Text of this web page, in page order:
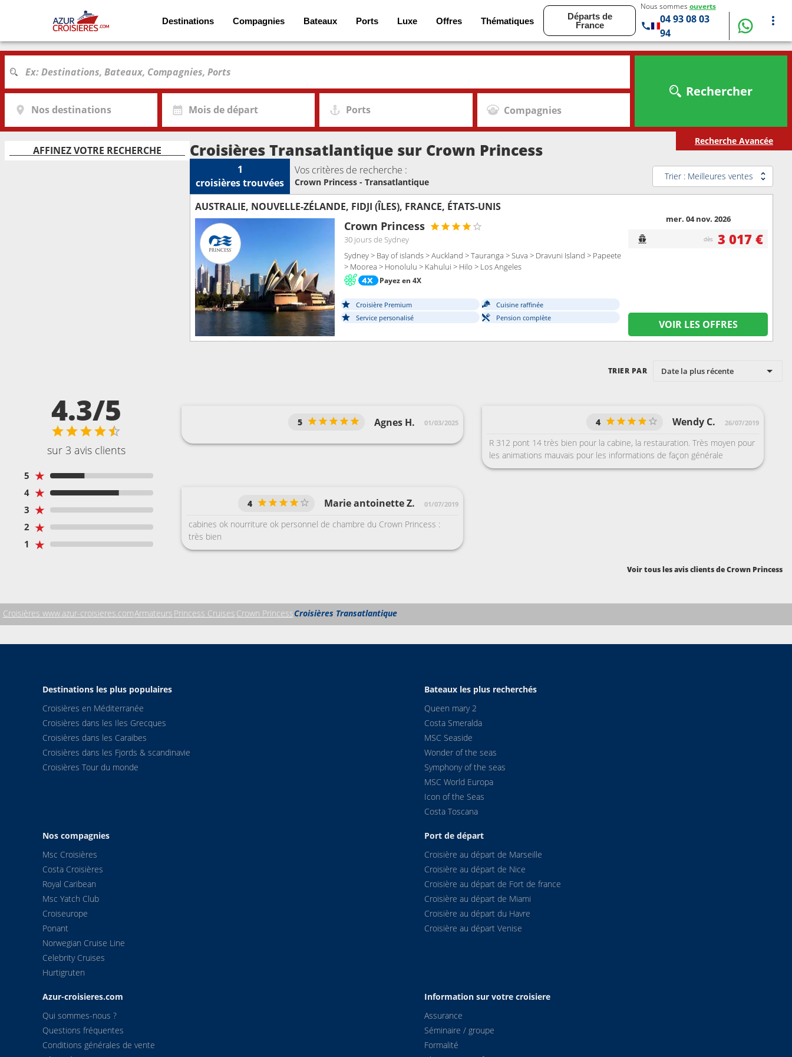
Destinations Compagnies Bateaux Ports Luxe Offres Thématiques
Départs de
France
Nous sommes ouverts
04 93 08 03
94
Nos destinations Mois de départ Ports Compagnies
Rechercher
Recherche Avancée
AFFINEZ VOTRE RECHERCHE Croisières Transatlantique sur Crown Princess
1
croisièrestrouvées
Vos critères de recherche :
Crown Princess - Transatlantique
Trier : Meilleures ventes
AUSTRALIE, NOUVELLE-ZÉLANDE, FIDJI (ÎLES), FRANCE, ÉTATS-UNIS
Crown Princess
30 joursde Sydney
Sydney > Bay of islands > Auckland > Tauranga > Suva > Dravuni Island > Papeete
> Moorea > Honolulu > Kahului > Hilo > Los Angeles
Payez en 4X
Croisière Premium
Cuisine raffinée
Service personalisé
Pension complète
mer. 04 nov. 2026
dès 3 017 €
VOIR LES OFFRES
TRIER PAR Date la plus récente
4.3/5
sur 3 avis clients
5 ★
4 ★
3 ★
2 ★
1 ★
Agnes H. 01/03/2025
5 Wendy C. 26/07/2019
4
R 312 pont 14 très bien pour la cabine, la restauration. Très moyen pour
les animations mauvais pour les informations de façon générale
Marie antoinette Z. 01/07/2019
4
cabines ok nourriture ok personnel de chambre du Crown Princess :
très bien
Voir tous les avis clients de Crown Princess
Croisières www.azur-croisieres.comArmateurs Princess Cruises Crown PrincessCroisières Transatlantique
Destinations les plus populaires
Croisières en Méditerranée
Croisières dans les Iles Grecques
Croisières dans les Caraibes
Croisières dans les Fjords & scandinavie
Croisières Tour du monde
Bateaux les plus recherchés
Queen mary 2
Costa Smeralda
MSC Seaside
Wonder of the seas
Symphony of the seas
MSC World Europa
Icon of the Seas
Costa Toscana
Nos compagnies
Msc Croisières
Costa Croisières
Royal Caribean
Msc Yatch Club
Croiseurope
Ponant
Norwegian Cruise Line
Celebrity Cruises
Hurtigruten
Port de départ
Croisière au départ de Marseille
Croisière au départ de Nice
Croisière au départ de Fort de france
Croisière au départ de Miami
Croisière au départ du Havre
Croisière au départ Venise
Azur-croisieres.com
Qui sommes-nous ?
Questions fréquentes
Conditions générales de vente
Information sur votre croisiere
Assurance
Séminaire / groupe
Formalité